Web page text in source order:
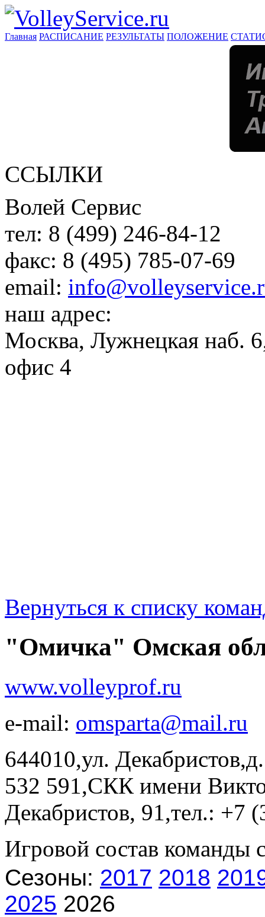
Главная РАСПИСАНИЕ РЕЗУЛЬТАТЫ ПОЛОЖЕНИЕ
ССЫЛКИ
Волей Сервис
тел: 8 (499) 246-84-12
факс: 8 (495) 785-07-69
email:
наш адрес:
Москва, Лужнецкая наб.
офис 4
Вернуться к списку
"Омичка" Омская
www.volleyprof.ru
e-mail: omsparta@mail.ru
644010,ул.
532 591,СКК имени
Декабристов, 91,тел.: +7
Игровой состав команды
Сезоны: 2017 2018
2025 2026